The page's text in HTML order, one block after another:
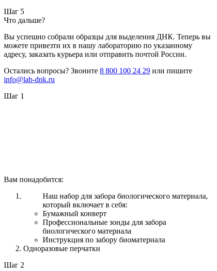
Шаг 5
Что дальше?
Вы успешно собрали образцы для выделения ДНК. Теперь вы
можете привезти их в нашу лабораторию по указанному
адресу, заказать курьера или отправить почтой России.
Остались вопросы? Звоните 8 800 100 24 29 или пишите
info@lab-dnk.ru
Шаг 1
Вам понадобится:
Наш набор для забора биологического материала,
который включает в себя:
Бумажный конверт
Профессиональные зонды для забора
биологического материала
Инструкция по забору биоматериала
Одноразовые перчатки
Шаг 2